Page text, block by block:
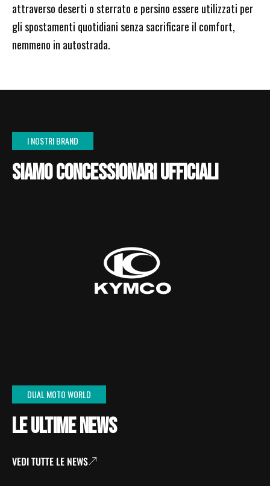
attraverso deserti o sterrato e persino essere utilizzati per
gli spostamenti quotidiani senza sacrificare il comfort,
nemmeno in autostrada.
I NOSTRI BRAND
SIAMO CONCESSIONARI UFFICIALI
DUAL MOTO WORLD
LE ULTIME NEWS
VEDI TUTTE LE NEWS